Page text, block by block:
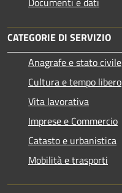
CATEGORIE DI SERVIZIO
Anagrafe e stato civile
Cultura e tempo libero
Vita lavorativa
Imprese e Commercio
Catasto e urbanistica
Mobilità e trasporti